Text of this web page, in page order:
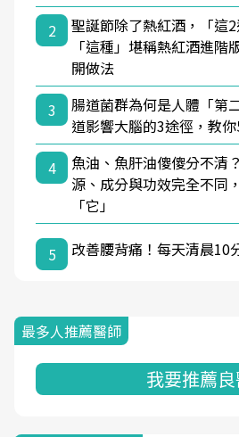
2
聖誕節除了熱紅酒，「這2
「這種」堪稱熱紅酒進階
開做法
3
腸道菌群為何是人體「第
道影響大腦的3途徑，教
4
魚油、魚肝油傻傻分不清
源、成分與功效完全不同
「它」
5 改善腰背痛！每天清晨10
最多人推薦醫師
我要推薦